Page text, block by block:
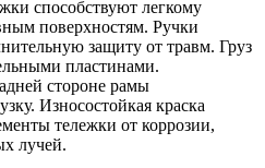
способствуют легкому
поверхностям. Ручки
защиту от травм. Груз
пластинами.
стороне рамы
Износостойкая краска
тележки от коррозии,
лучей.